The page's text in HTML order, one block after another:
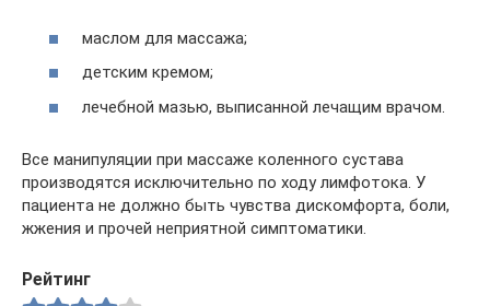
маслом для массажа;
детским кремом;
лечебной мазью, выписанной лечащим врачом.
Все манипуляции при массаже коленного сустава
производятся исключительно по ходу лимфотока. У
пациента не должно быть чувства дискомфорта, боли,
жжения и прочей неприятной симптоматики.
Рейтинг